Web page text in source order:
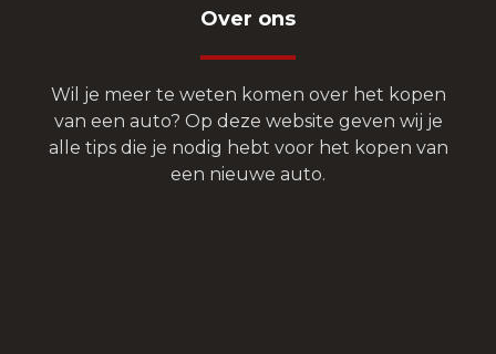
Over ons
Wil je meer te weten komen over het kopen
van een auto? Op deze website geven wij je
alle tips die je nodig hebt voor het kopen van
een nieuwe auto.